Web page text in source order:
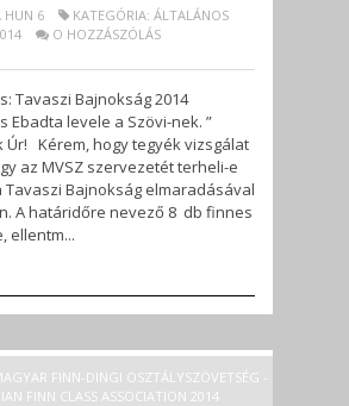
HUN 6
KATEGÓRIA: ÁLTALÁNOS
O HOZZÁSZÓLÁS
Tavaszi Bajnokság 2014
Ebadta levele a Szövi-nek. ”
Úr! Kérem, hogy tegyék vizsgálat
az MVSZ szervezetét terheli-e
Tavaszi Bajnokság elmaradásával
A határidőre nevező 8 db finnes
ellentm...
FINN-DINGI OSZTÁLYSZÖVETSÉG -
FINN CLASS ASSOCIATION 2014